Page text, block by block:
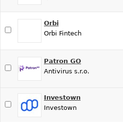
Orbi
Orbi Fintech
Patron GO
Antivirus s.r.o.
Investown
Investown